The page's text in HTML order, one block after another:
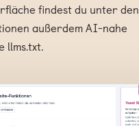
findest du unter den
außerdem AI-nahe
llms.txt.